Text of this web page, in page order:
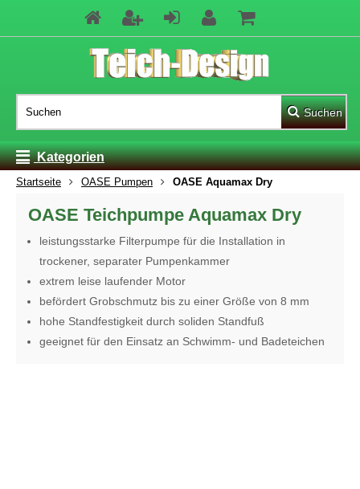
Suchen
Kategorien
Startseite OASE Pumpen OASE Aquamax Dry
OASE Teichpumpe Aquamax Dry
leistungsstarke Filterpumpe für die Installation in
trockener, separater Pumpenkammer
extrem leise laufender Motor
befördert Grobschmutz bis zu einer Größe von 8 mm
hohe Standfestigkeit durch soliden Standfuß
geeignet für den Einsatz an Schwimm- und Badeteichen